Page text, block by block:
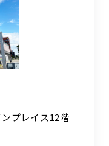
プレイス12階